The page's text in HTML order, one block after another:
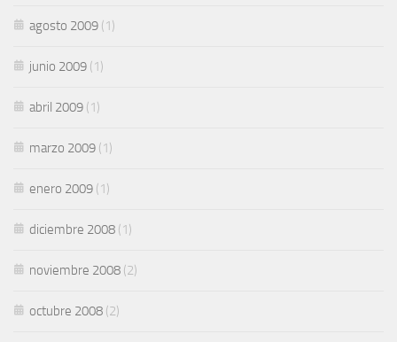
agosto 2009 (1)
junio 2009 (1)
abril 2009 (1)
marzo 2009 (1)
enero 2009 (1)
diciembre 2008 (1)
noviembre 2008 (2)
octubre 2008 (2)